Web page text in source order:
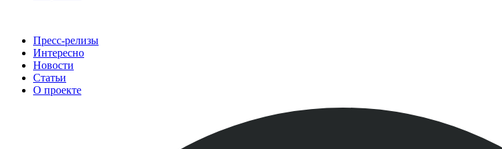
Пресс-релизы
Интересно
Новости
Статьи
О проекте